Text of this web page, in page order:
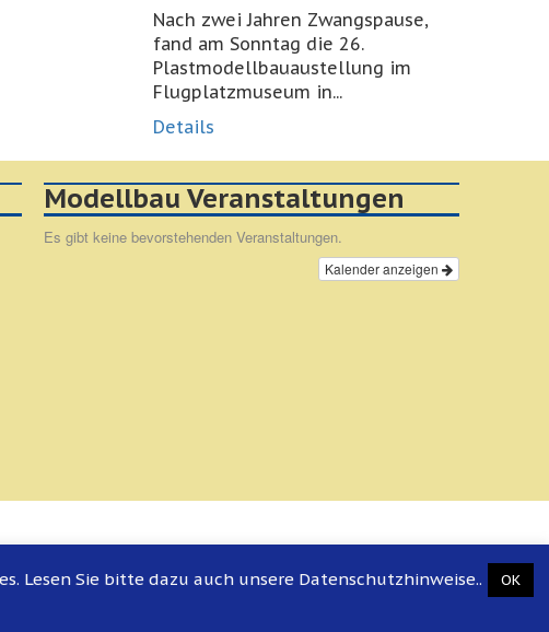
Nach zwei Jahren Zwangspause,
fand am Sonntag die 26.
Plastmodellbauaustellung im
Flugplatzmuseum in...
Details
Modellbau Veranstaltungen
Es gibt keine bevorstehenden Veranstaltungen.
Kalender anzeigen
Lesen Sie bitte dazu auch unsere Datenschutzhinweise.. OK